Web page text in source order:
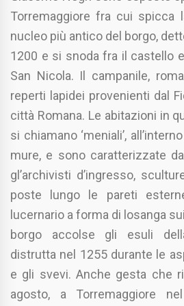
Torremaggiore fra cui spicca
nucleo più antico del borgo,
1200 e si snoda fra il castello
San Nicola. Il campanile,
reperti lapidei provenienti dal
città Romana. Le abitazioni in
si chiamano ‘meniali’,
mure, e sono caratterizzate
gl’archivisti d’ingresso,
poste lungo le pareti
lucernario a forma di losanga
borgo accolse gli esuli
distrutta nel 1255 durante le
e gli svevi. Anche gesta che
agosto, a Torremaggiore